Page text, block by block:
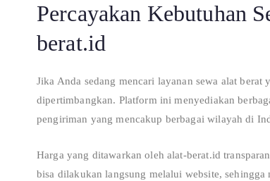
Percayakan Kebutuhan
berat.id
Jika Anda sedang mencari layanan sewa alat berat
dipertimbangkan. Platform ini menyediakan
pengiriman yang mencakup berbagai wilayah di
Harga yang ditawarkan oleh alat-berat.id
bisa dilakukan langsung melalui website,